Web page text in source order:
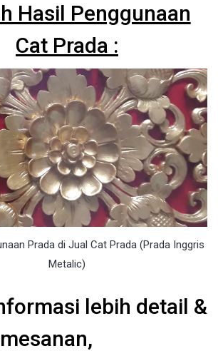
Hasil Penggunaan
Cat Prada :
Prada di Jual Cat Prada (Prada Inggris
Metalic)
lebih detail &